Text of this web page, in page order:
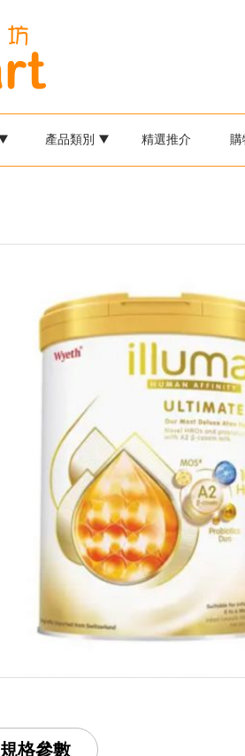
產品類別 精選推介 購
規格參數